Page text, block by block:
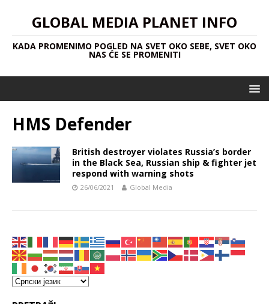
GLOBAL MEDIA PLANET INFO
KADA PROMENIMO POGLED NA SVET OKO SEBE, SVET OKO
NAS ĆE SE PROMENITI
HMS Defender
British destroyer violates Russia’s border
in the Black Sea, Russian ship & fighter jet
respond with warning shots
26/06/2021 Global Media